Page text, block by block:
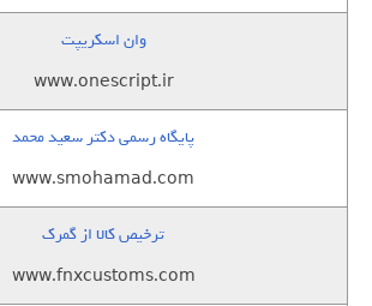
وان اسکریپت
www.onescript.ir
پایگاه رسمی دکتر سعید محمد
www.smohamad.com
ترخیص کالا از گمرک
www.fnxcustoms.com